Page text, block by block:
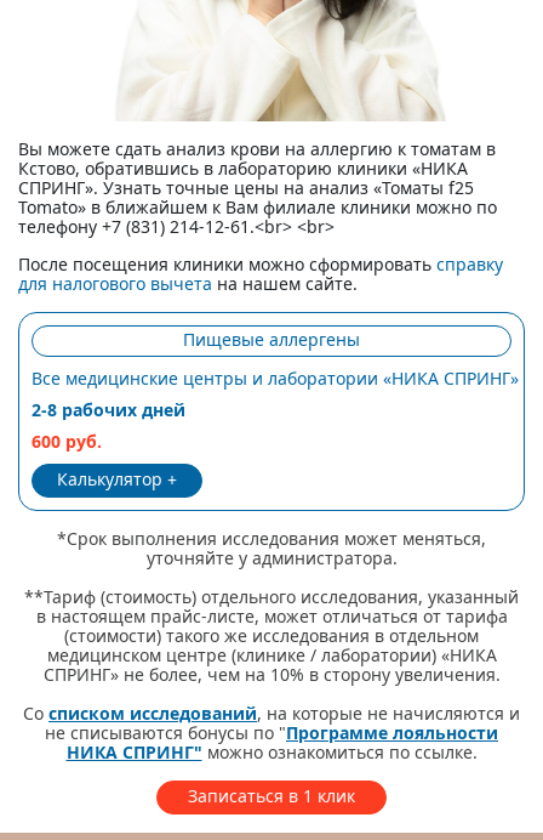
Вы можете сдать анализ крови на аллергию к томатам в
Кстово, обратившись в лабораторию клиники «НИКА
СПРИНГ». Узнать точные цены на анализ «Томаты f25
Tomato» в ближайшем к Вам филиале клиники можно по
телефону +7 (831) 214-12-61.<br> <br>
После посещения клиники можно сформировать справку
для налогового вычета на нашем сайте.
Пищевые аллергены
Все медицинские центры и лаборатории «НИКА СПРИНГ»
2-8 рабочих дней
600 руб.
Калькулятор
*Срок выполнения исследования может меняться,
уточняйте у администратора.
**Тариф (стоимость) отдельного исследования, указанный
в настоящем прайс-листе, может отличаться от тарифа
(стоимости) такого же исследования в отдельном
медицинском центре (клинике / лаборатории) «НИКА
СПРИНГ» не более, чем на 10% в сторону увеличения.
Со списком исследований, на которые не начисляются и
не списываются бонусы по "Программе лояльности
НИКА СПРИНГ" можно ознакомиться по ссылке.
Записаться в 1 клик